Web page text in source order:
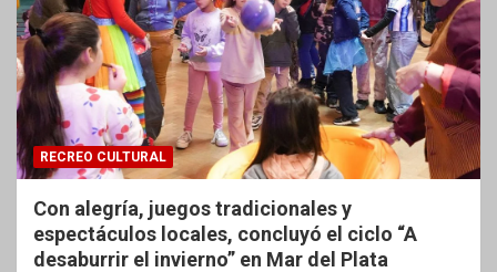
RECREO CULTURAL
Con alegría, juegos tradicionales y
espectáculos locales, concluyó el ciclo “A
desaburrir el invierno” en Mar del Plata